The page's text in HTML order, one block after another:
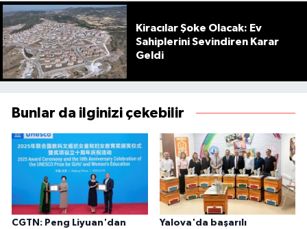
Kiracılar Şoke Olacak: Ev
Sahiplerini Sevindiren Karar
Geldi
Bunlar da ilginizi çekebilir
CGTN: Peng Liyuan'dan
Yalova'da başarılı